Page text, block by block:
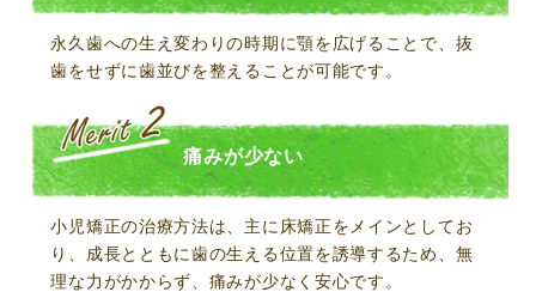
永久歯への生え変わりの時期に顎を広げることで、抜
歯をせずに歯並びを整えることが可能です。
痛みが少ない
小児矯正の治療方法は、主に床矯正をメインとしてお
り、成長とともに歯の生える位置を誘導するため、無
理な力がかからず、痛みが少なく安心です。